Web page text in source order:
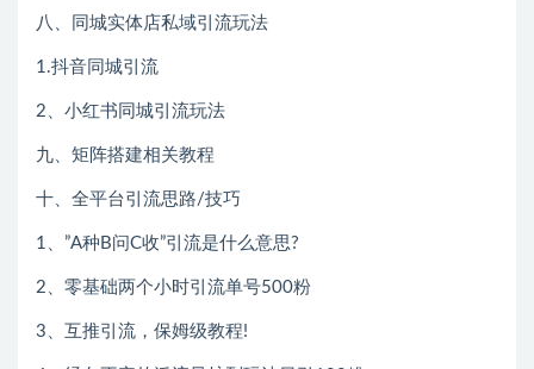
八、同城实体店私域引流玩法
1.抖音同城引流
2、小红书同城引流玩法
九、矩阵搭建相关教程
十、全平台引流思路/技巧
1、”A种B问C收”引流是什么意思?
2、零基础两个小时引流单号500粉
3、互推引流，保姆级教程!